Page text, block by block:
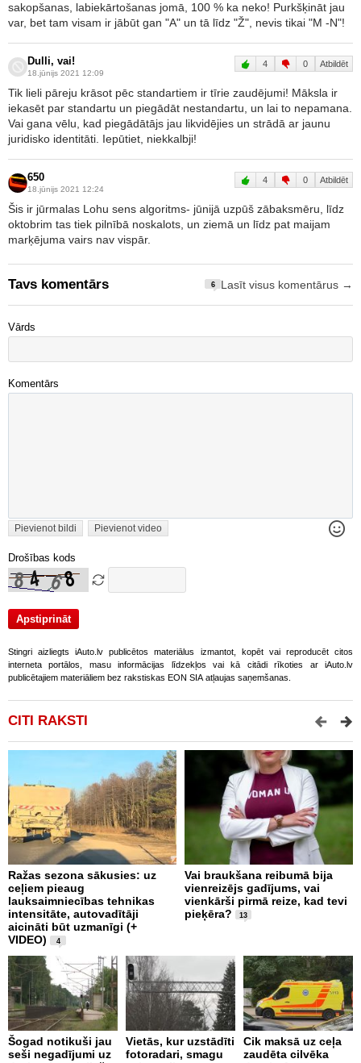
sakopšanas, labiekārtošanas jomā, 100 % ka neko! Purkšķināt jau
var, bet tam visam ir jābūt gan "A" un tā līdz "Ž", nevis tikai "M -N"!
Dulli, vai!
18.jūnijs 2021 12:09
4 0 Atbildēt
Tik lieli pāreju krāsot pēc standartiem ir tīrie zaudējumi! Māksla ir
iekasēt par standartu un piegādāt nestandartu, un lai to nepamana.
Vai gana vēlu, kad piegādātājs jau likvidējies un strādā ar jaunu
juridisko identitāti. Iepūtiet, niekkalbji!
650
18.jūnijs 2021 12:24
4 0 Atbildēt
Šis ir jūrmalas Lohu sens algoritms- jūnijā uzpūš zābaksmēru, līdz
oktobrim tas tiek pilnībā noskalots, un ziemā un līdz pat maijam
marķējuma vairs nav vispār.
Tavs komentārs 6 Lasīt visus komentārus →
Vārds
Komentārs
Pievienot bildi Pievienot video
Drošības kods
Stingri aizliegts iAuto.lv publicētos materiālus izmantot, kopēt vai reproducēt citos
interneta portālos, masu informācijas līdzekļos vai kā citādi rīkoties ar iAuto.lv
publicētajiem materiāliem bez rakstiskas EON SIA atļaujas saņemšanas.
CITI RAKSTI
Ražas sezona sākusies: uz
ceļiem pieaug
lauksaimniecības tehnikas
intensitāte, autovadītāji
aicināti būt uzmanīgi (+
VIDEO)
4
Vai braukšana reibumā bija
vienreizējs gadījums, vai
vienkārši pirmā reize, kad tevi
pieķēra?
13
Šogad notikuši jau
seši negadījumi uz
Vietās, kur uzstādīti
fotoradari, smagu
Cik maksā uz ceļa
zaudēta cilvēka